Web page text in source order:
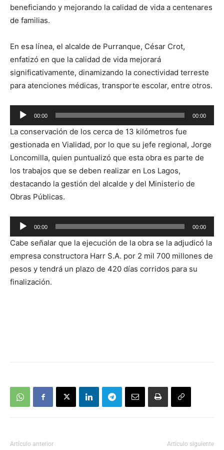
beneficiando y mejorando la calidad de vida a centenares
de familias.
En esa línea, el alcalde de Purranque, César Crot,
enfatizó en que la calidad de vida mejorará
significativamente, dinamizando la conectividad terreste
para atenciones médicas, transporte escolar, entre otros.
Reproductor
de
audio
00:00 00:00
La conservación de los cerca de 13 kilómetros fue
gestionada en Vialidad, por lo que su jefe regional, Jorge
Loncomilla, quien puntualizó que esta obra es parte de
los trabajos que se deben realizar en Los Lagos,
destacando la gestión del alcalde y del Ministerio de
Obras Públicas.
Reproductor
de
audio
00:00 00:00
Cabe señalar que la ejecución de la obra se la adjudicó la
empresa constructora Harr S.A. por 2 mil 700 millones de
pesos y tendrá un plazo de 420 días corridos para su
finalización.
Artículo anterior Artículo siguiente